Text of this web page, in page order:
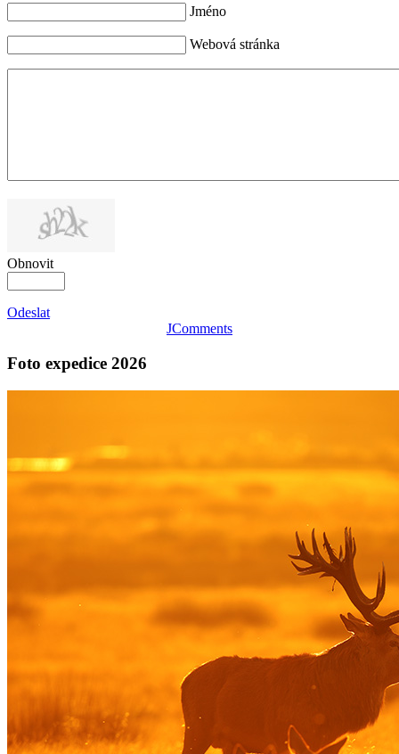
Jméno
Webová stránka
Obnovit
Odeslat
JComments
Foto expedice 2026